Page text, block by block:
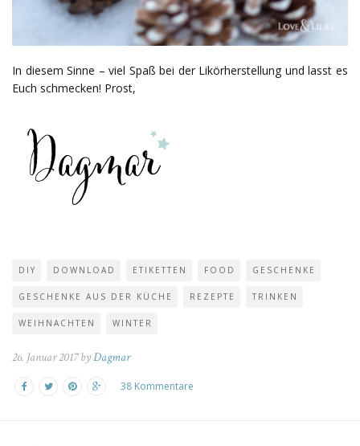
In diesem Sinne – viel Spaß bei der Likörherstellung und lasst es
Euch schmecken! Prost,
DIY DOWNLOAD ETIKETTEN FOOD GESCHENKE
GESCHENKE AUS DER KÜCHE REZEPTE TRINKEN
WEIHNACHTEN WINTER
26. Januar 2017 byDagmar
38 Kommentare